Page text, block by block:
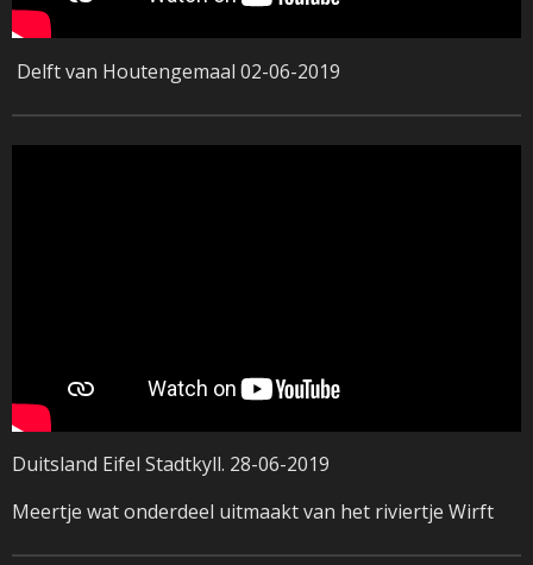
Delft van Houtengemaal 02-06-2019
Duitsland Eifel Stadtkyll. 28-06-2019
Meertje wat onderdeel uitmaakt van het riviertje Wirft